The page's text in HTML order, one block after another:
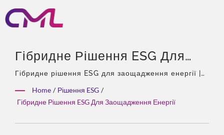
Гібридне Рішення ESG Для
Заощадження Енергії |
Гідравлічні Клапани,
Сертифіковані EMC, ISO 9001
Та CE – Глобальне Визнання
Гібридне рішення ESG для заощадження енергії |
Home / Рішення ESG /
Гібридне Рішення ESG Для Заощадження Енергії